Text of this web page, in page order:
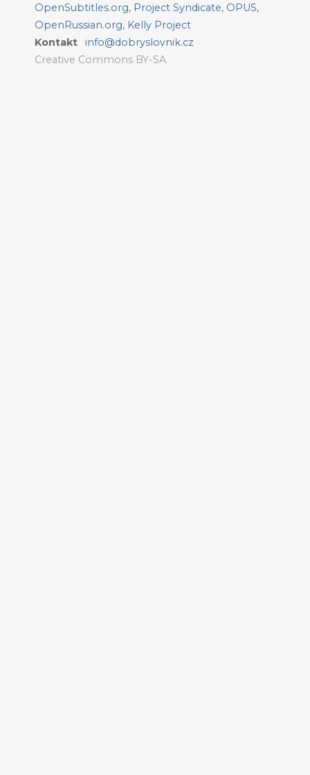
OpenSubtitles.org, Project Syndicate, OPUS,
OpenRussian.org, Kelly Project
Kontakt
info@dobryslovnik.cz
Creative Commons BY-SA